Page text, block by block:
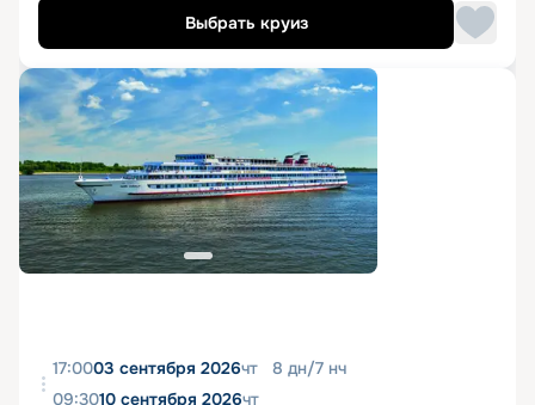
Выбрать круиз
17:0003 сентября 2026чт 8 дн/7 нч
09:3010 сентября 2026чт